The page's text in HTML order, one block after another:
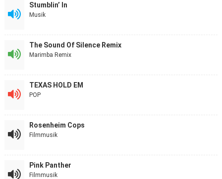
Stumblin’ In
Musik
The Sound Of Silence Remix
Marimba Remix
TEXAS HOLD EM
POP
Rosenheim Cops
Filmmusik
Pink Panther
Filmmusik